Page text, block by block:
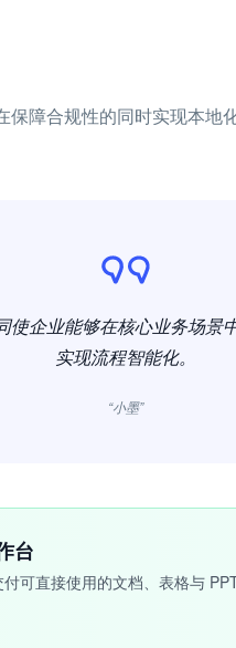
障合规性的同时实现本地
使企业能够在核心业务场景
实现流程智能化。
“小墨”
台
可直接使用的文档、表格与